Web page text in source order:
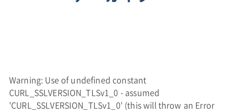
Warning: Use of undefined constant
CURL_SSLVERSION_TLSv1_0 - assumed
'CURL_SSLVERSION_TLSv1_0' (this will throw an Error